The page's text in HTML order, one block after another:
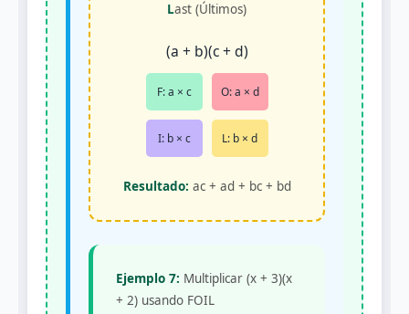
Last (Últimos)
(a + b)(c + d)
F: a × c O: a × d
I: b × c L: b × d
Resultado: ac + ad + bc + bd
Ejemplo 7: Multiplicar (x + 3)(x
+ 2) usando FOIL